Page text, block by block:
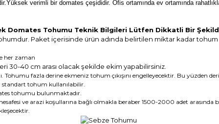
verimli bir domates çeşididir. Ofis ortamında ev ortamında
Domates Tohumu Teknik Bilgileri Lütfen Dikkatli Bir
Paket içerisinde ürün adında belirtilen miktar kadar
her zaman
30-40 cm arası olacak şekilde ekim yapabilirsiniz.
fazla derine ekmeniz tohum çıkışını engelleyecektir. Bu yüzden
tohum kullanılabilir.
tohumu bulunmaktadır.
ve arazi koşullarına bağlı olmakla beraber 1500-2000 adet arasında